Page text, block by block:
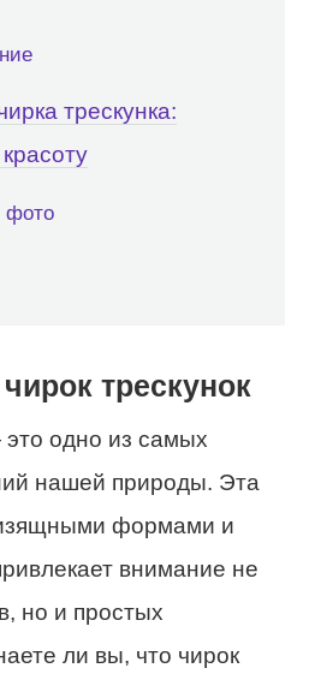
трескунка:
фото
трескунок
одно из самых
нашей природы. Эта
формами и
внимание не
но и простых
ли вы, что чирок